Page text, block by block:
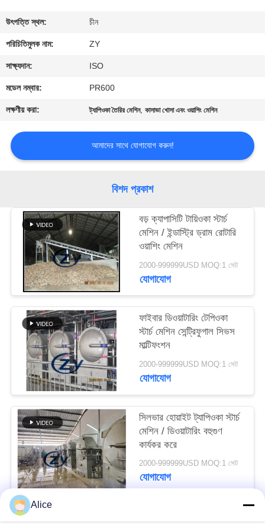
যোগাযোগ
করুন
খবর
উদ্ধৃতির
জন্য
সাইট
ম্যাপ
PRIVACY
POLICY
উৎপত্তি স্থল: চীন
পরিচিতিমুলক নাম: ZY
সাক্ষ্যদান: ISO
মডেল নম্বার: PR600
লক্ষণীয় করা: ট্যাপিওকা তৈরির মেশিন,কাসাভা খোসা এবং ওয়াশিং মেশিন
আমাদের সাথে যোগাযোগ করুন!
বিশদ প্রকাশ
বড় ক্যাপাসিটি টায়িওকা স্টার্চ
মেশিন / ইন্ডাস্ট্রি ড্রাম রোটারি
ওয়াশিং মেশিন
2000-999999USD MOQ:1 সেট
যোগাযোগ
ফাইবার ডিওয়াটারিং টেপিওকা
স্টার্চ মেশিন সেন্ট্রিফুগাল সিভস
মাল্টিফংশন
2000-999999USD MOQ:1 সেট
যোগাযোগ
সিলভার হোয়াইট ট্যাপিওকা স্টার্চ
মেশিন / ডিওয়াটারিং বহুগুণ
কার্যকর করে
2000-999999USD MOQ:1 সেট
যোগাযোগ
Alice